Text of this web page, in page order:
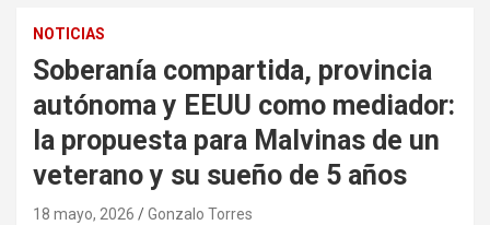
NOTICIAS
Soberanía compartida, provincia
autónoma y EEUU como mediador:
la propuesta para Malvinas de un
veterano y su sueño de 5 años
18 mayo, 2026 Gonzalo Torres